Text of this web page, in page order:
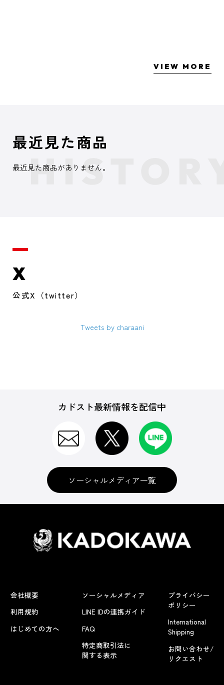
VIEW MORE
最近見た商品
最近見た商品がありません。
X
公式X（twitter）
Tweets by charaani
カドスト最新情報を配信中
ソーシャルメディア一覧
会社概要
利用規約
はじめての方へ
ソーシャルメディア
LINE IDの連携ガイド
FAQ
特定商取引法に
関する表示
プライバシー
ポリシー
International
Shipping
お問い合わせ/
リクエスト